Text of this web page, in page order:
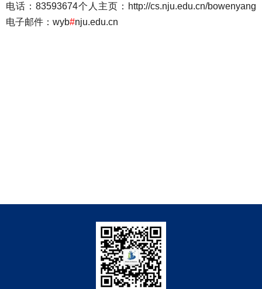
电话：83593674个人主页： http://cs.nju.edu.cn/bowenyang
电子邮件：wyb#nju.edu.cn